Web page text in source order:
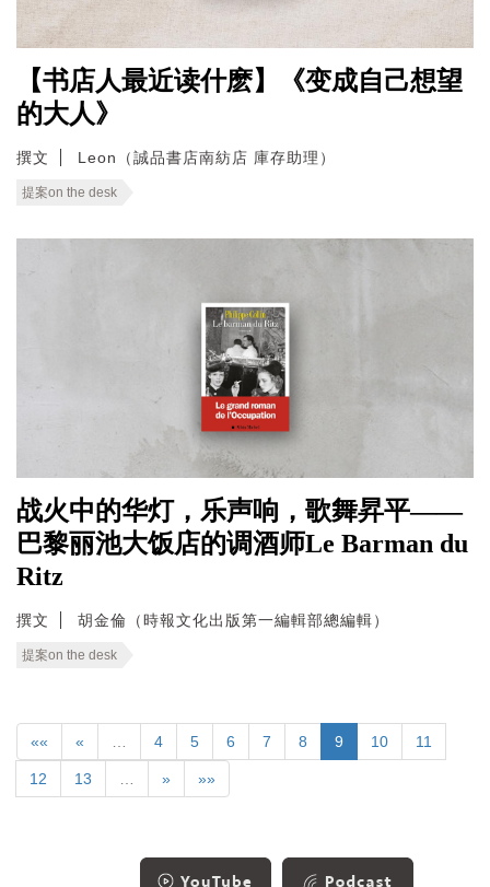
【书店人最近读什麽】《变成自己想望
的大人》
撰文 Leon（誠品書店南紡店 庫存助理）
提案on the desk
战火中的华灯，乐声响，歌舞昇平——
巴黎丽池大饭店的调酒师Le Barman du
Ritz
撰文 胡金倫（時報文化出版第一編輯部總編輯）
提案on the desk
«« « 4 5 6 7 8 9 10 11
12 13 » »»